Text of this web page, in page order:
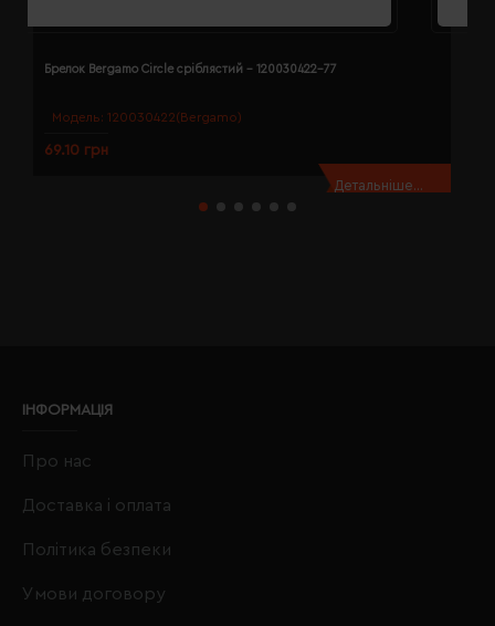
Модель: 120030422(Bergamo)
Брелок Bergamo Circle сріблястий - 120030422-77
69.10 грн
Детальніше...
ІНФОРМАЦІЯ
Про нас
Доставка і оплата
Політика безпеки
Умови договору